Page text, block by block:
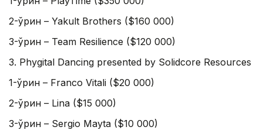
2-ўрин – Yakult Brothers ($160 000)
3-ўрин – Team Resilience ($120 000)
3. Phygital Dancing presented by Solidcore Resources
1-ўрин – Franco Vitali ($20 000)
2-ўрин – Lina ($15 000)
3-ўрин – Sergio Mayta ($10 000)